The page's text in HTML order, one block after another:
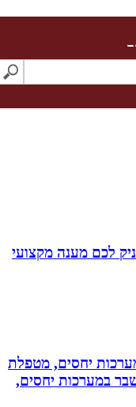
מענה מקצועי
יחסים, מטפלת
יחסים,